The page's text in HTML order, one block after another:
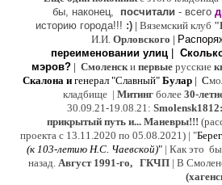
бы, наконец, посчитали - всего
историю города!!! :) | Вяземский клуб
И.И. Орловского |
переименовании улиц
мэров? | Смоленски первые русские
Скалона и генерал "Славный" Булар | С
кладбище | Митинг более 30-
30.09.21-19.08.21:
прикрытый путь и... Маневры!!!
проекта с 13.11.2020 по 05.08.2021) | "Б
(к 103-летию Н.С. Чаевской)" | Как это
назад. Август 1991-го, ГКЧП | В